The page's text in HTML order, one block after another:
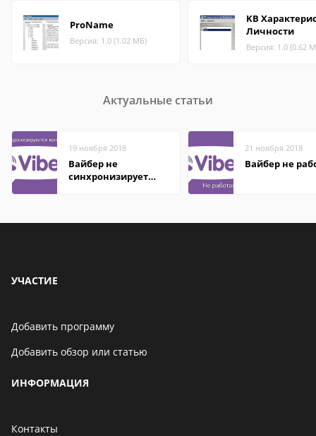
ProName
Версия: 1.0 (1.02 МБ)
KB
Личности
Версия: 1.0 (0.62
Актуальные статьи
19 ноября 2018
Вайбер не
синхронизирует
21 ноября 2018
Вайбер не
УЧАСТИЕ
Добавить программу
Добавить обзор или статью
ИНФОРМАЦИЯ
Контакты